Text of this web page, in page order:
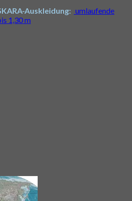
Auskleidung: umlaufende
1,30 m